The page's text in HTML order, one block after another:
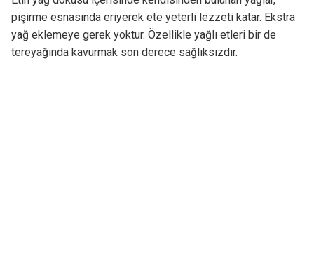
pişirme esnasında eriyerek ete yeterli lezzeti katar. Ekstra
yağ eklemeye gerek yoktur. Özellikle yağlı etleri bir de
tereyağında kavurmak son derece sağlıksızdır.